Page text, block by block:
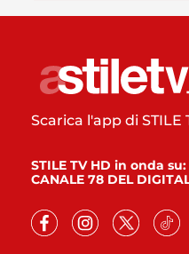
Scarica l'app di STILE
STILE TV HD in onda su:
CANALE 78 DEL